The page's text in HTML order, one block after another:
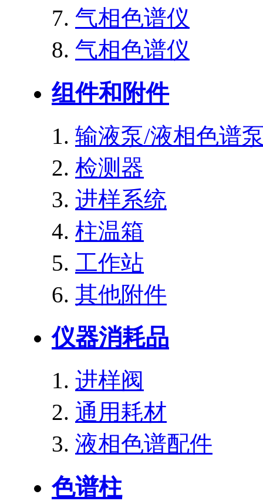
气相色谱仪
气相色谱仪
组件和附件
输液泵/液相色谱
检测器
进样系统
柱温箱
工作站
其他附件
仪器消耗品
进样阀
通用耗材
液相色谱配件
色谱柱